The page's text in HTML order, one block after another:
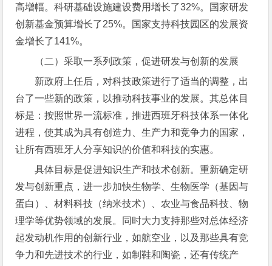
高增幅。科研基础设施建设费用增长了32%。国家研发
创新基金预算增长了25%。国家支持科技园区的发展资
金增长了141%。
（二）采取一系列政策，促进研发与创新的发展
新政府上任后，对科技政策进行了适当的调整，出
台了一些新的政策，以推动科技事业的发展。其总体目
标是：按照世界一流标准，推进西班牙科技体系一体化
进程，使其成为具有创造力、生产力和竞争力的国家，
让所有西班牙人分享知识的价值和科技的实惠。
具体目标是促进知识生产和技术创新。重新确定研
发与创新重点，进一步加快生物学、生物医学（基因与
蛋白）、材料科技（纳米技术）、农业与食品科技、物
理学等优势领域的发展。同时大力支持那些对总体经济
起发动机作用的创新行业，如航空业，以及那些具有竞
争力和先进技术的行业，如制鞋和陶瓷，还有传统产